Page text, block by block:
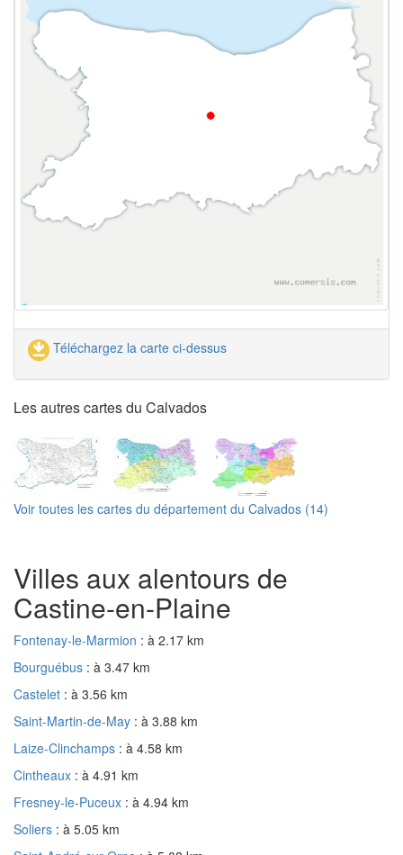
Téléchargez la carte ci-dessus
Les autres cartes du Calvados
Voir toutes les cartes du département du Calvados (14)
Villes aux alentours de
Castine-en-Plaine
Fontenay-le-Marmion : à 2.17 km
Bourguébus : à 3.47 km
Castelet : à 3.56 km
Saint-Martin-de-May : à 3.88 km
Laize-Clinchamps : à 4.58 km
Cintheaux : à 4.91 km
Fresney-le-Puceux : à 4.94 km
Soliers : à 5.05 km